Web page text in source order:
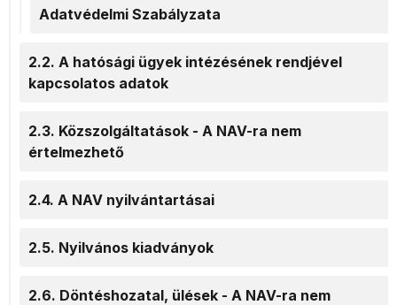
Adatvédelmi Szabályzata
2.2. A hatósági ügyek intézésének rendjével
kapcsolatos adatok
2.3. Közszolgáltatások - A NAV-ra nem
értelmezhető
2.4. A NAV nyilvántartásai
2.5. Nyilvános kiadványok
2.6. Döntéshozatal, ülések - A NAV-ra nem